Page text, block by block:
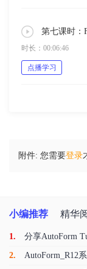
第七课时：
时长：00:06:46
点播学习
附件: 您需要登录
小编推荐 精华
1. 分享AutoForm
2. AutoForm_R12